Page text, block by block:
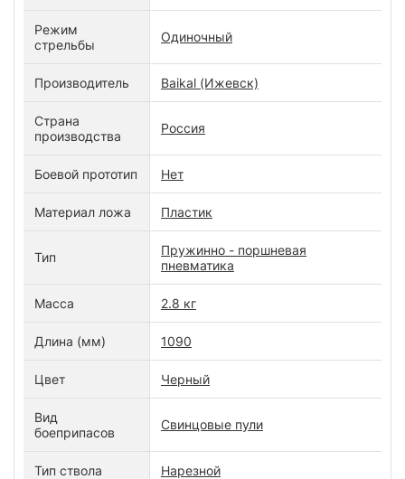
Режим
стрельбы
Одиночный
Производитель Baikal (Ижевск)
Страна
производства
Россия
Боевой прототип Нет
Материал ложа Пластик
Тип
Пружинно - поршневая
пневматика
Масса 2.8 кг
Длина (мм) 1090
Цвет Черный
Вид
боеприпасов
Свинцовые пули
Тип ствола Нарезной